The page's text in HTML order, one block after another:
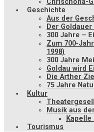
Chrischona-
Geschichte
Aus der
Der
300 Jahre –
Zum 700-
1998)
300 Jahre
Goldau wird
Die Arther
75 Jahre
Kultur
Musik aus
Tourismus